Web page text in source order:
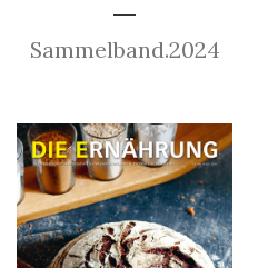
Sammelband.2024